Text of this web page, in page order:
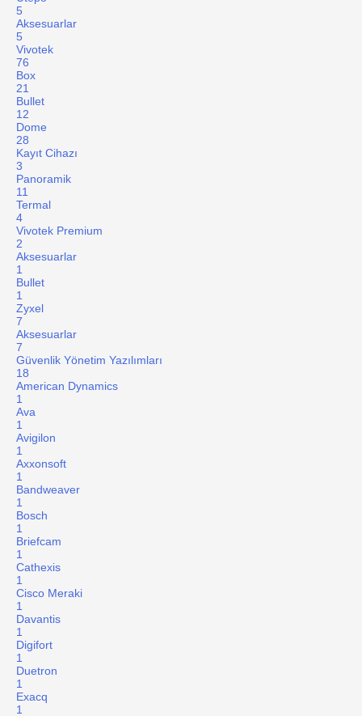
5
Aksesuarlar
5
Vivotek
76
Box
21
Bullet
12
Dome
28
Kayıt Cihazı
3
Panoramik
11
Termal
4
Vivotek Premium
2
Aksesuarlar
1
Bullet
1
Zyxel
7
Aksesuarlar
7
Güvenlik Yönetim Yazılımları
18
American Dynamics
1
Ava
1
Avigilon
1
Axxonsoft
1
Bandweaver
1
Bosch
1
Briefcam
1
Cathexis
1
Cisco Meraki
1
Davantis
1
Digifort
1
Duetron
1
Exacq
1